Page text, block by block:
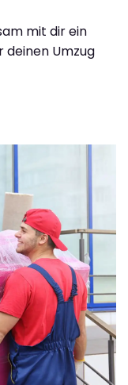
mit dir ein
deinen Umzug